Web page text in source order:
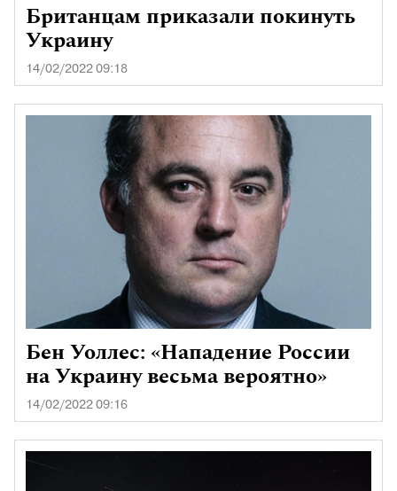
Британцам приказали покинуть
Украину
14/02/2022 09:18
Бен Уоллес: «Нападение России
на Украину весьма вероятно»
14/02/2022 09:16